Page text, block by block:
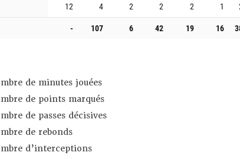
12 4 2 2 2 1
- 107 6 42 19 16
de minutes jouées
de points marqués
de passes décisives
de rebonds
d’interceptions